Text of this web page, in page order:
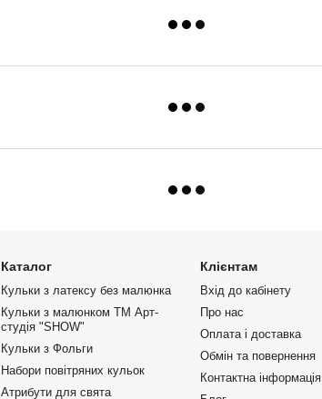
Каталог
Кульки з латексу без малюнка
Кульки з малюнком ТМ Арт-
студія "SHOW"
Кульки з Фольги
Набори повітряних кульок
Атрибути для свята
Клієнтам
Вхід до кабінету
Про нас
Оплата і доставка
Обмін та повернення
Контактна інформація